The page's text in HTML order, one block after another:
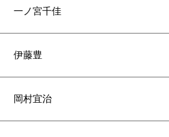
一ノ宮千佳
伊藤豊
岡村宜治